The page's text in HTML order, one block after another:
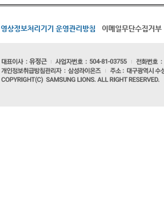
영상정보처리기기 운영관리방침 이메일무단수집거부